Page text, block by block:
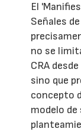
El
Señales
no se
CRA
sino que
concepto
modelo de